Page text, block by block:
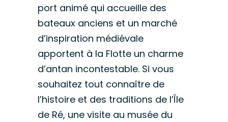
port animé qui accueille des
bateaux anciens et un marché
d’inspiration médiévale
apportent à la Flotte un charme
d’antan incontestable. Si vous
souhaitez tout connaître de
l’histoire et des traditions de l’Île
de Ré, une visite au musée du